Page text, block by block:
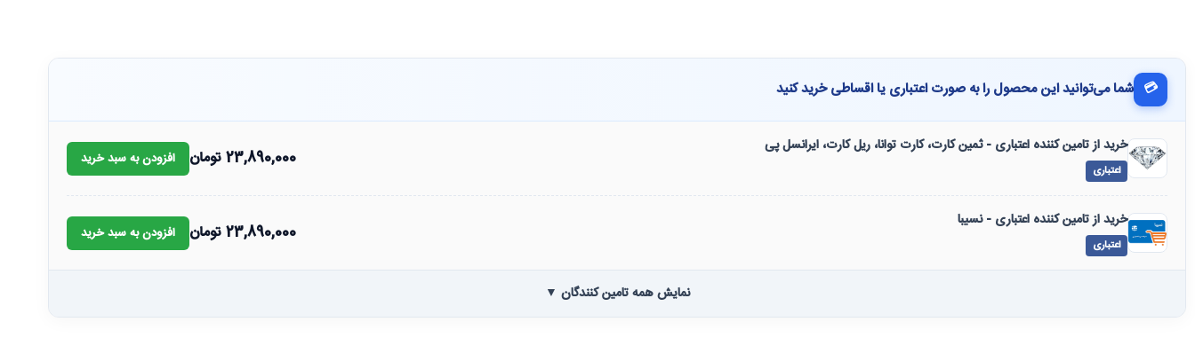
💳 شما می‌توانید این محصول را به صورت اعتباری یا اقساطی خرید کنید
خرید از تامین کننده اعتباری - ثمین کارت، کارت توانا، ریل کارت، ایرانسل پی
اعتباری
23,890,000تومان افزودن به سبد خرید
خرید از تامین کننده اعتباری - نسیبا
اعتباری
23,890,000تومان افزودن به سبد خرید
نمایش همه تامین کنندگان ▼